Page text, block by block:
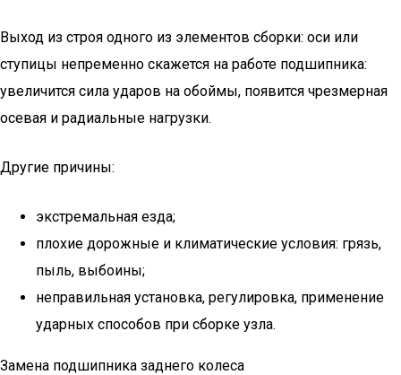
Выход из строя одного из элементов сборки: оси или
ступицы непременно скажется на работе подшипника:
увеличится сила ударов на обоймы, появится чрезмерная
осевая и радиальные нагрузки.
Другие причины:
экстремальная езда;
плохие дорожные и климатические условия: грязь,
пыль, выбоины;
неправильная установка, регулировка, применение
ударных способов при сборке узла.
Замена подшипника заднего колеса